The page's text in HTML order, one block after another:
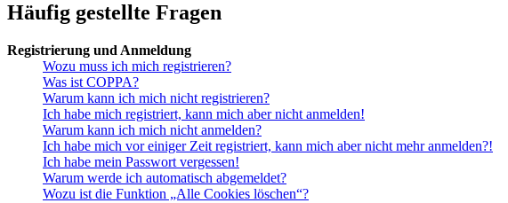
Häufig gestellte Fragen
Registrierung und Anmeldung
Wozu muss ich mich registrieren?
Was ist COPPA?
Warum kann ich mich nicht registrieren?
Ich habe mich registriert, kann mich aber nicht anmelden!
Warum kann ich mich nicht anmelden?
Ich habe mich vor einiger Zeit registriert, kann mich aber nicht mehr anmelden?!
Ich habe mein Passwort vergessen!
Warum werde ich automatisch abgemeldet?
Wozu ist die Funktion „Alle Cookies löschen“?